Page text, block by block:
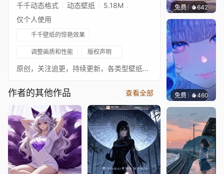
千千动态格式 动态壁纸
5.18M
仅个人使用
千千壁纸的惊艳效果
调整画质和性能 版权声明
原创，关注追更，持续更新，各类型壁纸，各平台同名
作者的其他作品 查看全部
免费 642辰东
免费 460辰东